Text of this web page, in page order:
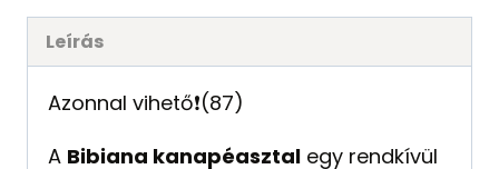
Leírás
Azonnal vihető❗️(87)
A Bibiana kanapéasztal egy rendkívül